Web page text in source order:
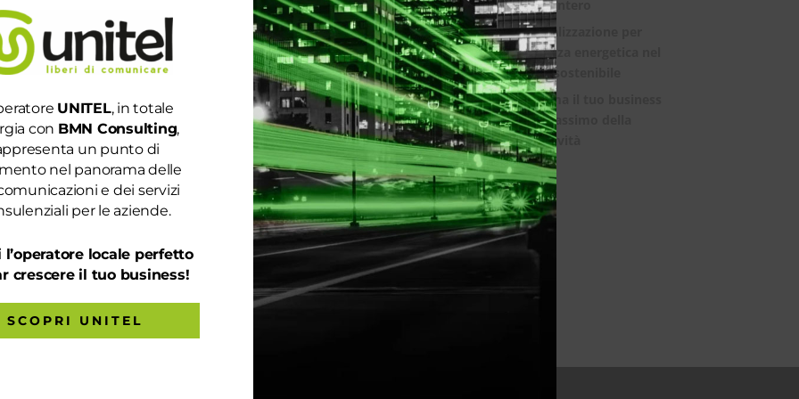
DI COSA SI TRATTA
dal Governo per potenziare la connessione in banda ultra
si tratta. Il voucher consiste nell’erogazione di un contributo
mondo intero
La digitalizzazione per
l’efficienza energetica nel
mondo sostenibile
Trasforma il tuo business
con il massimo della
connettività
UNITEL, in totale
con BMN Consulting,
un punto di
nel panorama delle
e dei servizi
per le aziende.
l’operatore locale perfetto
crescere il tuo business!
SCOPRI UNITEL